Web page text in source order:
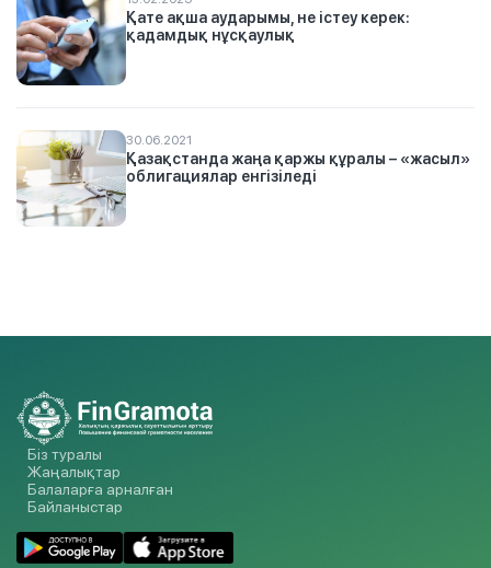
Қате ақша аударымы, не істеу керек:
қадамдық нұсқаулық
30.06.2021
Қазақстанда жаңа қаржы құралы – «жасыл»
облигациялар енгізіледі
Біз туралы
Жаңалықтар
Балаларға арналған
Байланыстар